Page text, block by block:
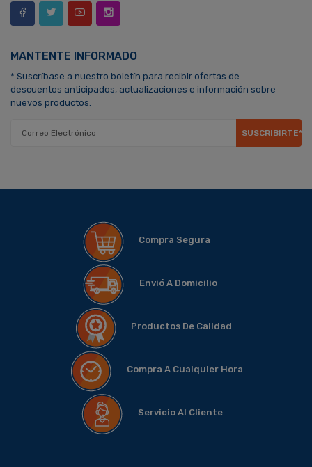
MANTENTE INFORMADO
* Suscríbase a nuestro boletín para recibir ofertas de
descuentos anticipados, actualizaciones e información sobre
nuevos productos.
SUSCRIBIRTE*
Compra Segura
Envió A Domicilio
Productos De Calidad
Compra A Cualquier Hora
Servicio Al Cliente